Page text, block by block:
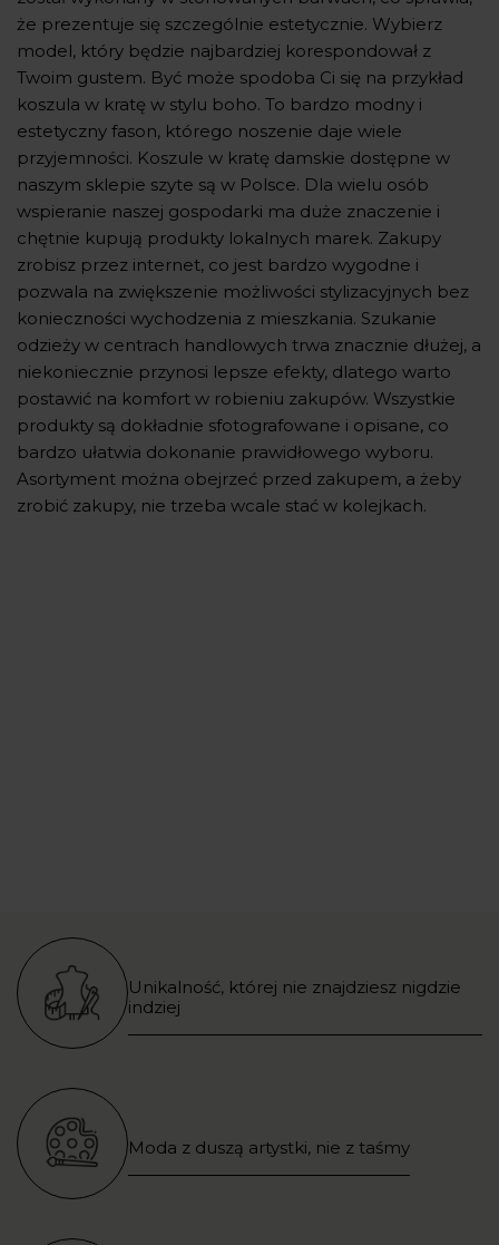
że prezentuje się szczególnie estetycznie. Wybierz
model, który będzie najbardziej korespondował z
Twoim gustem. Być może spodoba Ci się na przykład
koszula w kratę w stylu boho. To bardzo modny i
estetyczny fason, którego noszenie daje wiele
przyjemności. Koszule w kratę damskie dostępne w
naszym sklepie szyte są w Polsce. Dla wielu osób
wspieranie naszej gospodarki ma duże znaczenie i
chętnie kupują produkty lokalnych marek. Zakupy
zrobisz przez internet, co jest bardzo wygodne i
pozwala na zwiększenie możliwości stylizacyjnych bez
konieczności wychodzenia z mieszkania. Szukanie
odzieży w centrach handlowych trwa znacznie dłużej, a
niekoniecznie przynosi lepsze efekty, dlatego warto
postawić na komfort w robieniu zakupów. Wszystkie
produkty są dokładnie sfotografowane i opisane, co
bardzo ułatwia dokonanie prawidłowego wyboru.
Asortyment można obejrzeć przed zakupem, a żeby
zrobić zakupy, nie trzeba wcale stać w kolejkach.
Unikalność, której nie znajdziesz nigdzie
indziej
Moda z duszą artystki, nie z taśmy